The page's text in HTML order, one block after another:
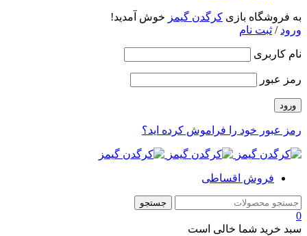
به فروشگاه بازی کرگدن گیمز خوش آمدید!
ورود / ثبت نام
نام کاربری
رمز عبور
رمز عبور خود را فراموش کرده اید؟
فروش اقساطی
0
سبد خرید شما خالی است